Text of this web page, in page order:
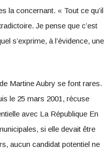
la concernant. « Tout ce qu’il
Je pense que c’est
s’exprime, à l’évidence, une
Martine Aubry se font rares.
le 25 mars 2001, récuse
avec La République En
si elle devait être
aucun candidat potentiel ne